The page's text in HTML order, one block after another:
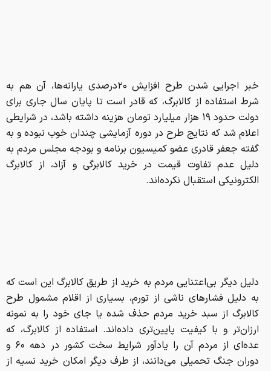
خبر اجرایی شدن طرح افزایش ۲۰درصدی یارانه‌ها، آن هم به
شرط استفاده از کالابرگ، که قادر است تا پایان سال جاری برای
دولت حدود ۱۹ هزار میلیارد تومان هزینه داشته باشد، در شرایطی
اعلام شد که نتایج طرح در دوره آزمایشی چندان خوب نبوده و به
گفته جعفر قادری عضو کمیسیون برنامه و بودجه مجلس مردم به
دلیل عدم تفاوت قیمت در خرید کالابرگی و آزاد، از کالابرگ
الکترونیکی استقبال نکرده‌اند.
دلیل دیگر بی‌اعتنایی مردم به خرید از طریق کالابرگ این است که
به دلیل فشارهای ناشی از تورم، بسیاری از اقلام مشمول طرح
کالابرگ از سبد خرید مردم حذف شده یا جای خود را به نمونه
ارزان‌تر و با کیفیت پایین‌تری داده‌اند. استفاده از کالابرگ، که
عده‌ای از مردم آن را یادآور شرایط سخت کشور در دهه ۶۰ و
دوران جنگ تحمیلی می‌دانند، از طرف دیگر امکان خرید نسیه از